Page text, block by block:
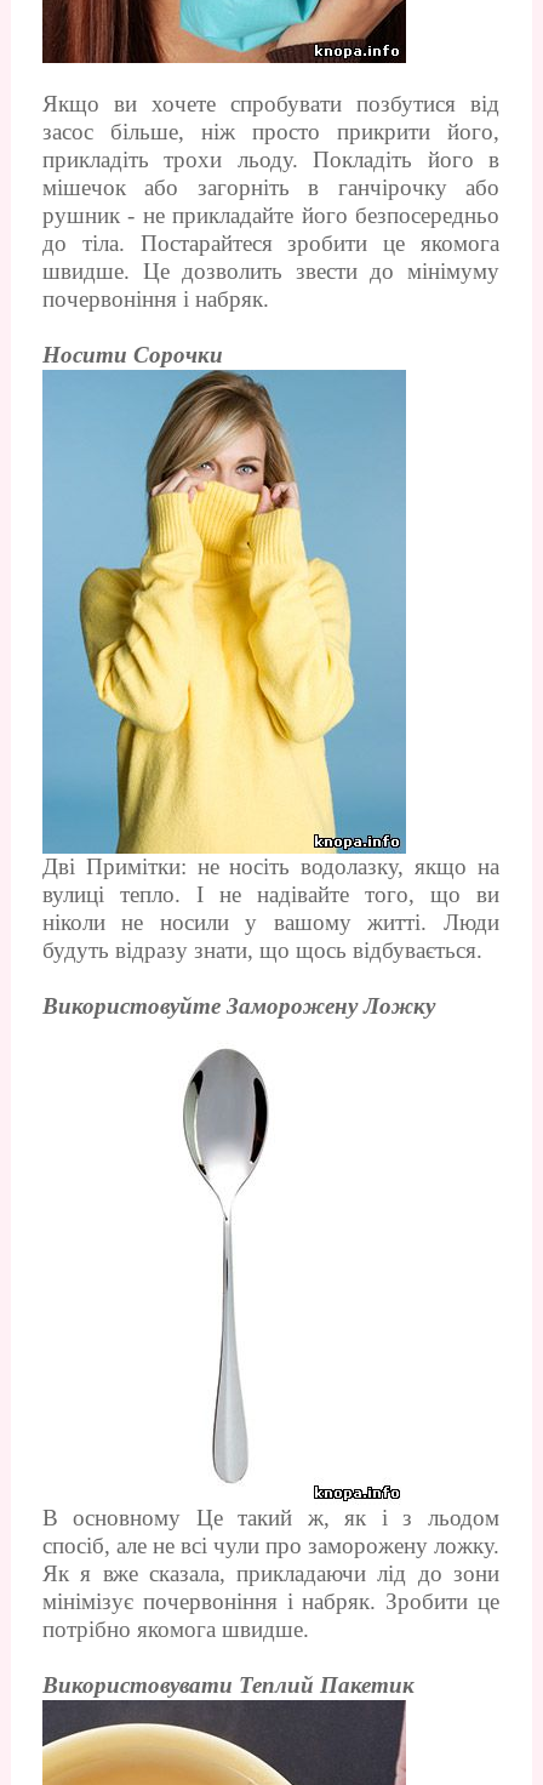
Якщо ви хочете спробувати позбутися від
засос більше, ніж просто прикрити його,
прикладіть трохи льоду. Покладіть його в
мішечок або загорніть в ганчірочку або
рушник - не прикладайте його безпосередньо
до тіла. Постарайтеся зробити це якомога
швидше. Це дозволить звести до мінімуму
почервоніння і набряк.
Носити Сорочки
Дві Примітки: не носіть водолазку, якщо на
вулиці тепло. І не надівайте того, що ви
ніколи не носили у вашому житті. Люди
будуть відразу знати, що щось відбувається.
Використовуйте Заморожену Ложку
В основному Це такий ж, як і з льодом
спосіб, але не всі чули про заморожену ложку.
Як я вже сказала, прикладаючи лід до зони
мінімізує почервоніння і набряк. Зробити це
потрібно якомога швидше.
Використовувати Теплий Пакетик